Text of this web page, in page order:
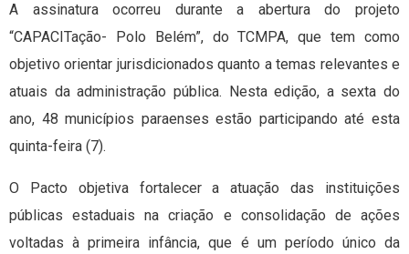
A assinatura ocorreu durante a abertura do projeto
“CAPACITação- Polo Belém”, do TCMPA, que tem como
objetivo orientar jurisdicionados quanto a temas relevantes e
atuais da administração pública. Nesta edição, a sexta do
ano, 48 municípios paraenses estão participando até esta
quinta-feira (7).
O Pacto objetiva fortalecer a atuação das instituições
públicas estaduais na criação e consolidação de ações
voltadas à primeira infância, que é um período único da